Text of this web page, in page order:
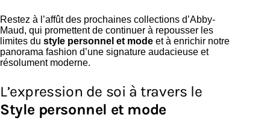
Restez à l’affût des prochaines collections d’Abby-
Maud, qui promettent de continuer à repousser les
limites du style personnel et mode et à enrichir notre
panorama fashion d’une signature audacieuse et
résolument moderne.
L’expression de soi à travers le
Style personnel et mode